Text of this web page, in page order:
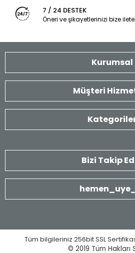
7 / 24 DESTEK
Öneri ve şikayetlerinizi bize
Kurumsal
Müşteri
Bizi Takip
Tüm bilgileriniz 256bit SSL
© 2019 Tüm Hakları